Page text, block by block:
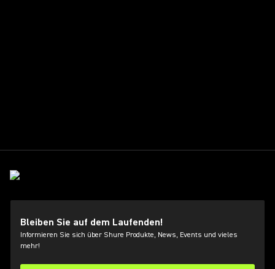
Bleiben Sie auf dem Laufenden!
Informieren Sie sich über Shure Produkte, News, Events und vieles
mehr!